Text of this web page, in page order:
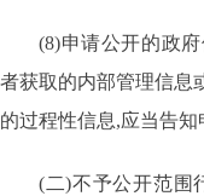
(8)申请公开的政
者获取的内部管理信息
的过程性信息,应当告知
(二)不予公开范围